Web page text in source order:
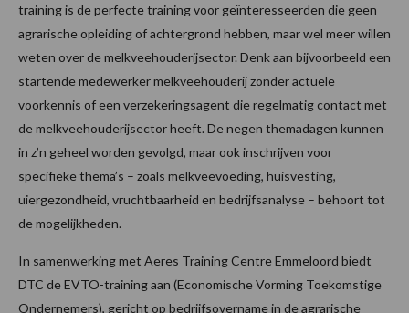
training is de perfecte training voor geïnteresseerden die geen
agrarische opleiding of achtergrond hebben, maar wel meer willen
weten over de melkveehouderijsector. Denk aan bijvoorbeeld een
startende medewerker melkveehouderij zonder actuele
voorkennis of een verzekeringsagent die regelmatig contact met
de melkveehouderijsector heeft. De negen themadagen kunnen
in z’n geheel worden gevolgd, maar ook inschrijven voor
specifieke thema’s – zoals melkveevoeding, huisvesting,
uiergezondheid, vruchtbaarheid en bedrijfsanalyse – behoort tot
de mogelijkheden.
In samenwerking met Aeres Training Centre Emmeloord biedt
DTC de EVTO-training aan (Economische Vorming Toekomstige
Ondernemers), gericht op bedrijfsovername in de agrarische